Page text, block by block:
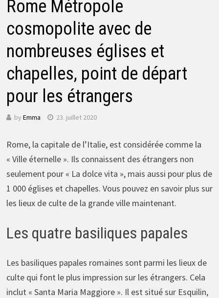
Rome Métropole
cosmopolite avec de
nombreuses églises et
chapelles, point de départ
pour les étrangers
by Emma 23. juillet 2020
Rome, la capitale de l’Italie, est considérée comme la
« Ville éternelle ». Ils connaissent des étrangers non
seulement pour « La dolce vita », mais aussi pour plus de
1 000 églises et chapelles. Vous pouvez en savoir plus sur
les lieux de culte de la grande ville maintenant.
Les quatre basiliques papales
Les basiliques papales romaines sont parmi les lieux de
culte qui font le plus impression sur les étrangers. Cela
inclut « Santa Maria Maggiore ». Il est situé sur Esquilin,